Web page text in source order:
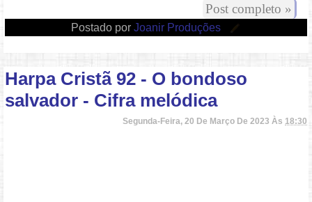
Post completo »
Postado por Joanir Produções
Harpa Cristã 92 - O bondoso
salvador - Cifra melódica
Segunda-Feira, 20 De Março De 2023 Às 18:30